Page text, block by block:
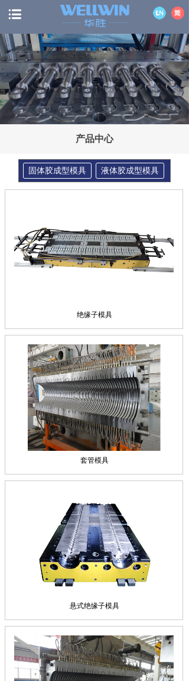
产品中心
固体胶成型模具 液体胶成型模具
绝缘子模具
套管模具
悬式绝缘子模具